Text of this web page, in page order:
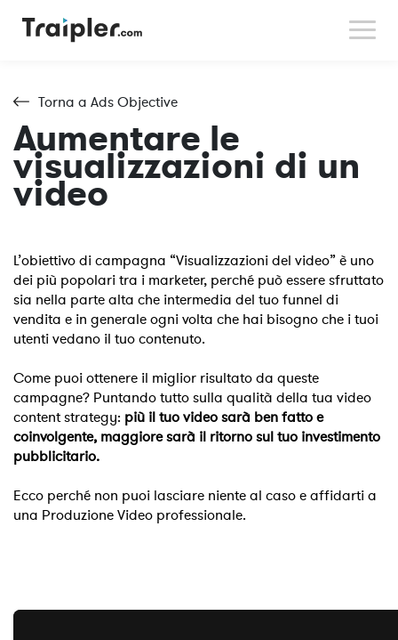
Torna a Ads Objective
Aumentare le
visualizzazioni di un
video
L’obiettivo di campagna “Visualizzazioni del video” è uno
dei più popolari tra i marketer, perché può essere sfruttato
sia nella parte alta che intermedia del tuo funnel di
vendita e in generale ogni volta che hai bisogno che i tuoi
utenti vedano il tuo contenuto.
Come puoi ottenere il miglior risultato da queste
campagne? Puntando tutto sulla qualità della tua video
content strategy: più il tuo video sarà ben fatto e
coinvolgente, maggiore sarà il ritorno sul tuo investimento
pubblicitario.
Ecco perché non puoi lasciare niente al caso e affidarti a
una Produzione Video professionale.